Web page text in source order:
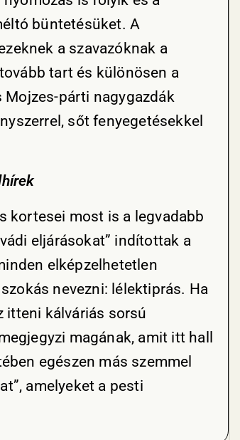
büntetésüket. A
a szavazóknak a
tart és különösen a
Mojzes-párti nagygazdák
sőt fenyegetésekkel
kortesei most is a legvadabb
eljárásokat” indítottak a
elképzelhetetlen
nevezni: lélektiprás. Ha
itteni kálváriás sorsú
magának, amit itt hall
egészen más szemmel
amelyeket a pesti